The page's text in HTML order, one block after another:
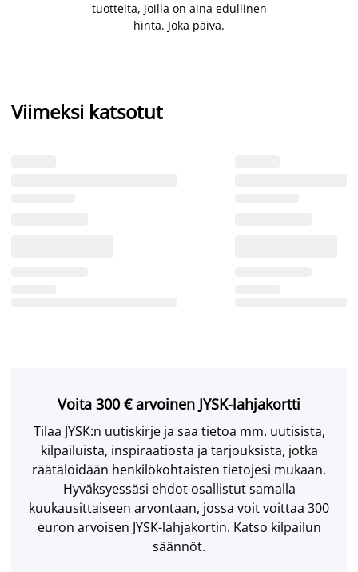
tuotteita, joilla on aina edullinen
hinta. Joka päivä.
Viimeksi katsotut
Voita 300 € arvoinen JYSK-lahjakortti
Tilaa JYSK:n uutiskirje ja saa tietoa mm. uutisista,
kilpailuista, inspiraatiosta ja tarjouksista, jotka
räätälöidään henkilökohtaisten tietojesi mukaan.
Hyväksyessäsi ehdot osallistut samalla
kuukausittaiseen arvontaan, jossa voit voittaa 300
euron arvoisen JYSK-lahjakortin. Katso kilpailun
säännöt.